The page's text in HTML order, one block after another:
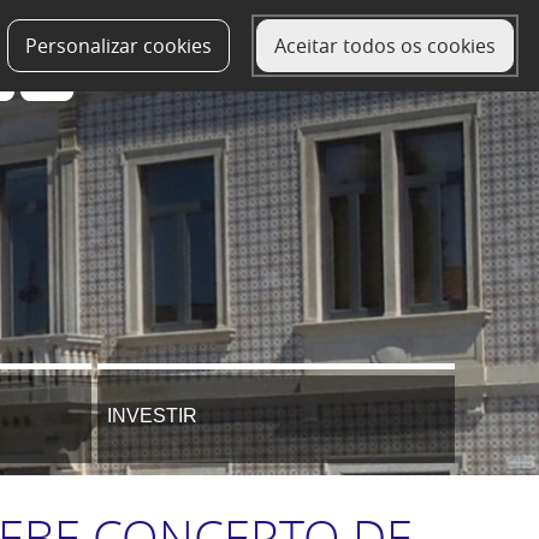
Personalizar cookies Aceitar todos os cookies
INVESTIR